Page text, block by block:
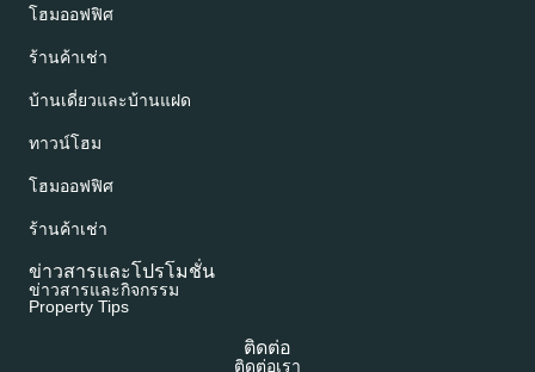
โฮมออฟฟิศ
ร้านค้าเช่า
บ้านเดี่ยวและบ้านแฝด
ทาวน์โฮม
โฮมออฟฟิศ
ร้านค้าเช่า
ข่าวสารและโปรโมชั่น
ข่าวสารและกิจกรรม
Property Tips
ติดต่อ
ติดต่อเรา